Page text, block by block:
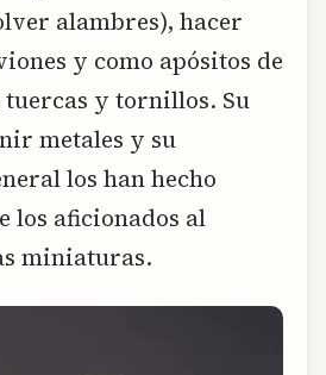
alambres), hacer
y como apósitos de
y tornillos. Su
metales y su
los han hecho
los aficionados al
miniaturas.